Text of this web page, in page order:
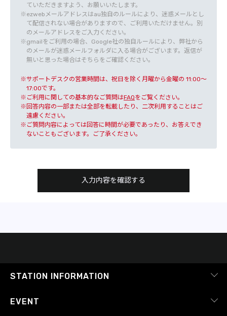
ていただきますよう、お願いいたします。
ezwebメールアドレスはau独自のルールにより、迷惑メールとし
て配信されない場合がありますので、ご利用いただけません。別
のメールアドレスをご入力ください。
gmailをご利用の場合、Google社の独自ルールにより、弊社から
のメールが迷惑メールフォルダに入る場合がございます。返信が
無いと思った場合はそちらをご確認ください。
サポートデスクの営業時間は、祝日を除く月曜から金曜の 11:00〜
17:00です。
ご利用に関しての基本的なご質問はFAQをご覧ください。
回答内容の一部または全部を転載したり、二次利用することはご
遠慮ください。
ご質問内容によっては回答に時間が必要であったり、お答えでき
ないこともございます。ご了承ください。
入力内容を確認する
STATION INFORMATION
会社概要
EVENT